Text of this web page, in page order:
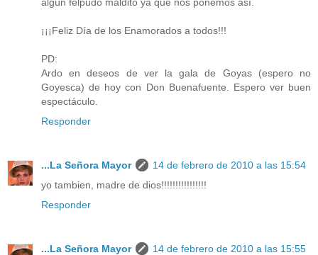
¡¡¡Feliz Día de los Enamorados a todos!!!
PD:
Ardo en deseos de ver la gala de Goyas (espero no
Goyesca) de hoy con Don Buenafuente. Espero ver buen
espectáculo.
Responder
...La Señora Mayor
14 de febrero de 2010 a las 15:54
yo tambien, madre de dios!!!!!!!!!!!!!!!!
Responder
...La Señora Mayor
14 de febrero de 2010 a las 15:55